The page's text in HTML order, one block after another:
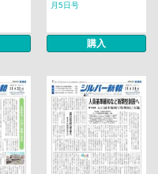
月5日号
購入